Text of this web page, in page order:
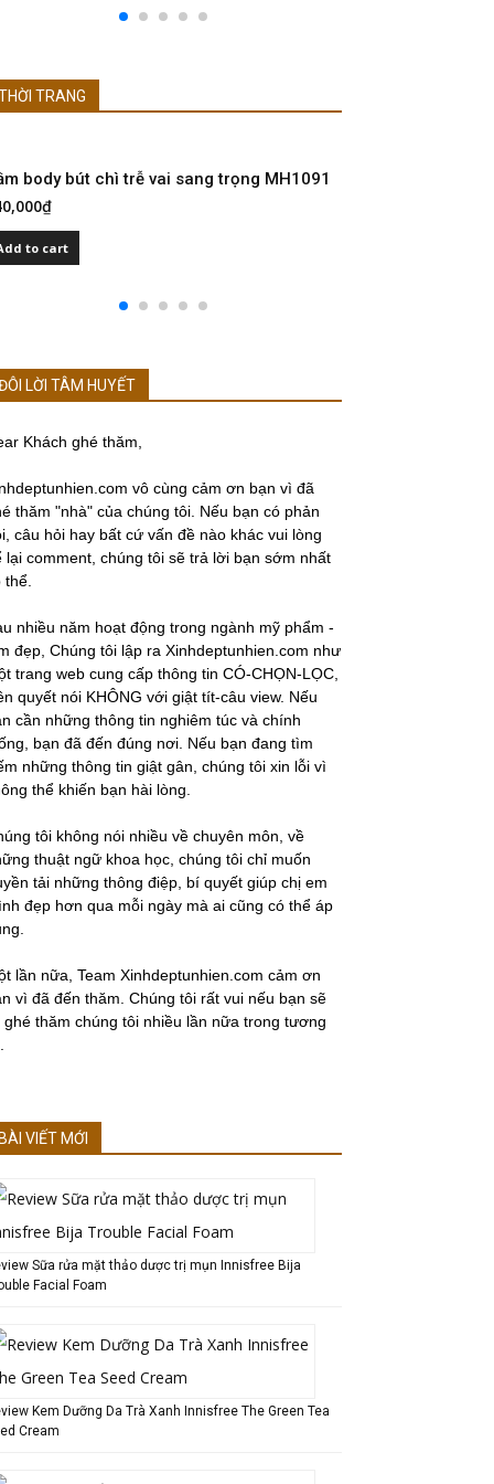
TRANG
body bút chì trễ vai sang trọng MH1091
₫
to cart
LỜI TÂM HUYẾT
Khách ghé thăm,
vô cùng cảm ơn bạn vì đã
thăm "nhà" của chúng tôi. Nếu bạn có phản
câu hỏi hay bất cứ vấn đề nào khác vui lòng
lại comment, chúng tôi sẽ trả lời bạn sớm nhất
thể.
nhiều năm hoạt động trong ngành mỹ phẩm -
đẹp, Chúng tôi lập ra Xinhdeptunhien.com như
trang web cung cấp thông tin CÓ-CHỌN-LỌC,
quyết nói KHÔNG với giật tít-câu view. Nếu
cần những thông tin nghiêm túc và chính
bạn đã đến đúng nơi. Nếu bạn đang tìm
những thông tin giật gân, chúng tôi xin lỗi vì
thể khiến bạn hài lòng.
tôi không nói nhiều về chuyên môn, về
thuật ngữ khoa học, chúng tôi chỉ muốn
tải những thông điệp, bí quyết giúp chị em
đẹp hơn qua mỗi ngày mà ai cũng có thể áp
lần nữa, Team Xinhdeptunhien.com cảm ơn
vì đã đến thăm. Chúng tôi rất vui nếu bạn sẽ
ghé thăm chúng tôi nhiều lần nữa trong tương
VIẾT MỚI
Sữa rửa mặt thảo dược trị mụn Innisfree Bija
Facial Foam
Kem Dưỡng Da Trà Xanh Innisfree The Green Tea
Cream